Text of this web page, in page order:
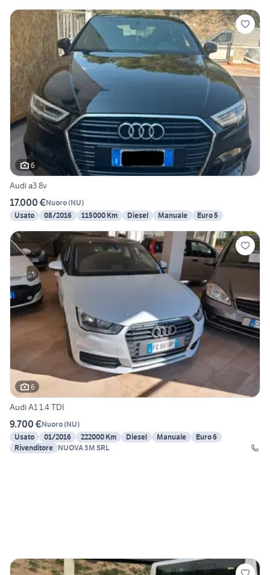
6
Audi a3 8v
17.000 €Nuoro(NU)
Usato
08/2016 115000 Km Diesel Manuale Euro 5
6
Audi A1 1.4 TDI
9.700 €Nuoro(NU)
Usato
01/2016 222000 Km Diesel Manuale
Euro 6
Rivenditore NUOVA 3M SRL